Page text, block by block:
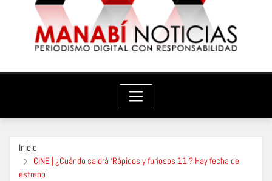
Inicio
CINE | ¿Cuándo saldrá ‘Rápidos y furiosos 11’? Hay fecha de
estreno